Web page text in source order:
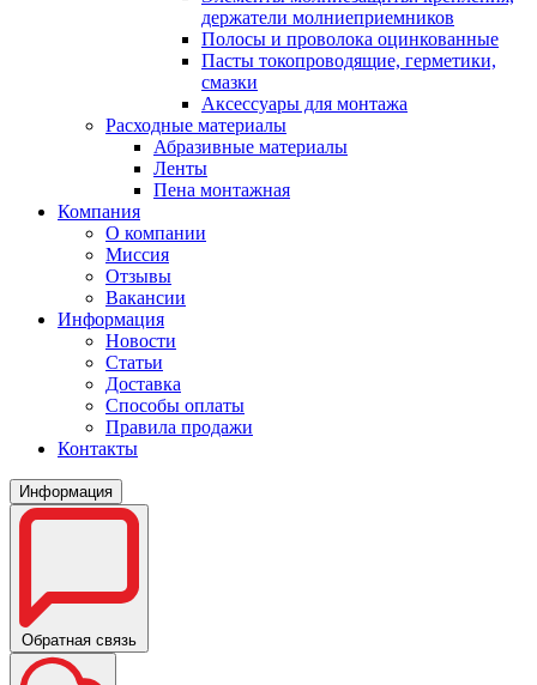
держатели молниеприемников
Полосы и проволока оцинкованные
Пасты токопроводящие, герметики,
смазки
Аксессуары для монтажа
Расходные материалы
Абразивные материалы
Ленты
Пена монтажная
Компания
О компании
Миссия
Отзывы
Вакансии
Информация
Новости
Статьи
Доставка
Способы оплаты
Правила продажи
Контакты
Информация
Обратная связь